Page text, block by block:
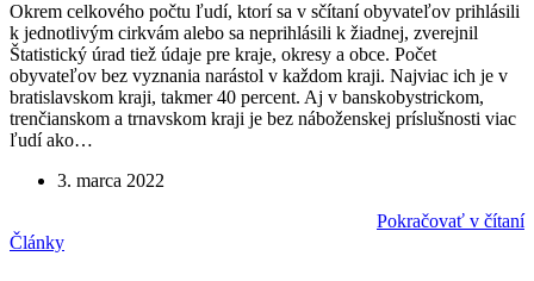
Okrem celkového počtu ľudí, ktorí sa v sčítaní obyvateľov prihlásili
k jednotlivým cirkvám alebo sa neprihlásili k žiadnej, zverejnil
Štatistický úrad tiež údaje pre kraje, okresy a obce. Počet
obyvateľov bez vyznania narástol v každom kraji. Najviac ich je v
bratislavskom kraji, takmer 40 percent. Aj v banskobystrickom,
trenčianskom a trnavskom kraji je bez náboženskej príslušnosti viac
ľudí ako…
3. marca 2022
Pokračovať v čítaní
Články